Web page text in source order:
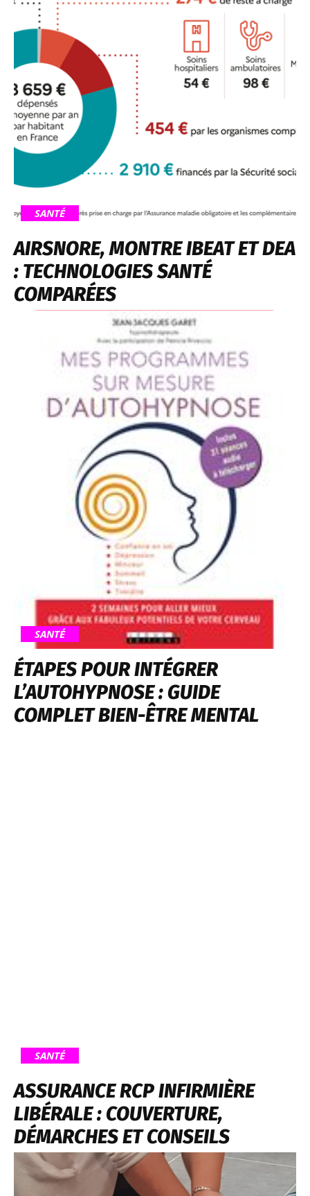
SANTÉ
AIRSNORE, MONTRE IBEAT ET DEA
: TECHNOLOGIES SANTÉ
COMPARÉES
SANTÉ
ÉTAPES POUR INTÉGRER
L’AUTOHYPNOSE : GUIDE
COMPLET BIEN-ÊTRE MENTAL
SANTÉ
ASSURANCE RCP INFIRMIÈRE
LIBÉRALE : COUVERTURE,
DÉMARCHES ET CONSEILS